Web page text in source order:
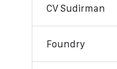
CV Sudirman
Foundry